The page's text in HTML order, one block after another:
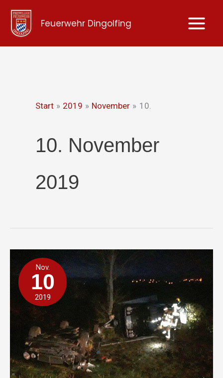
Zum
Inhalt
springen
Feuerwehr Dingolfing
Start 2019 November 10.
10. November
2019
Nov.
10
2019
Verkehrsunfall
A92